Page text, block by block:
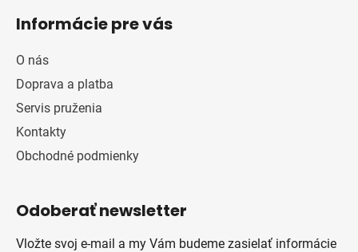
Informácie pre vás
O nás
Doprava a platba
Servis pruženia
Kontakty
Obchodné podmienky
Odoberať newsletter
Vložte svoj e-mail a my Vám budeme zasielať informácie